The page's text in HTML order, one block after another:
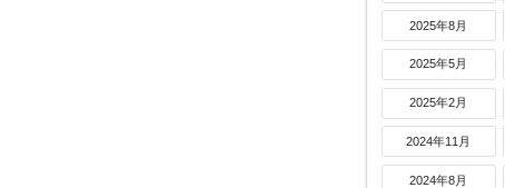
2025年8月
2025年5月
2025年2月
2024年11月
2024年8月